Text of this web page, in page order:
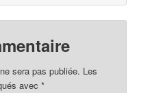
sera pas publiée. Les
avec*